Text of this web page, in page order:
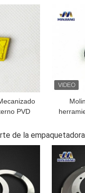
PVD
de metal
MEJOR
de la empaquetadora
MEJOR